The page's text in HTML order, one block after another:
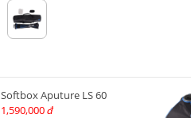
Softbox Aputure LS 60
1,590,000 đ